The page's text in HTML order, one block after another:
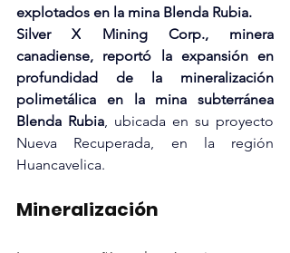
explotados en la mina Blenda Rubia.
Silver X Mining Corp., minera
canadiense, reportó la expansión en
profundidad de la mineralización
polimetálica en la mina subterránea
Blenda Rubia , ubicada en su proyecto
Nueva Recuperada, en la región
Huancavelica.
Mineralización